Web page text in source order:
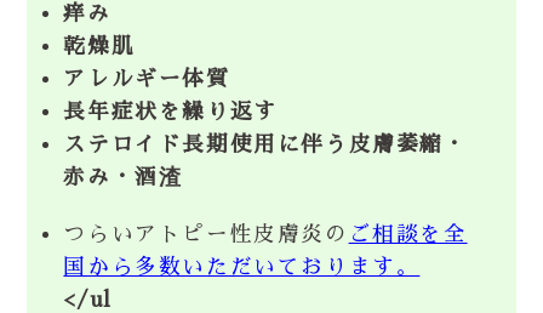
痒み
乾燥肌
アレルギー体質
長年症状を繰り返す
ステロイド長期使用に伴う皮膚萎縮・
赤み・酒渣
つらいアトピー性皮膚炎の ご相談を全
国から多数いただいております。
</ul